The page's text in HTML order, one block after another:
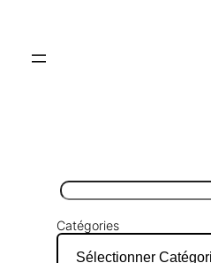
contenu
Rechercher
Catégories